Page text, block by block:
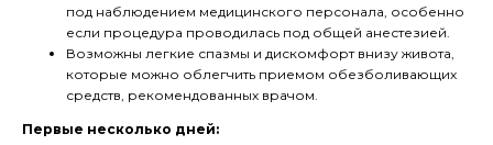
под наблюдением медицинского персонала, особенно
если процедура проводилась под общей анестезией.
Возможны легкие спазмы и дискомфорт внизу живота,
которые можно облегчить приемом обезболивающих
средств, рекомендованных врачом.
Первые несколько дней: